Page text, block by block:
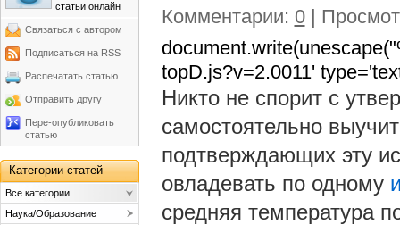
Комментарии: 0|
topD.js?v=2.0011'
Никто не спорит с
самостоятельно
подтверждающих эту
овладевать по одному
средняя температура
статьи онлайн
Связаться с автором
Подписаться на RSS
Распечатать статью
Отправить другу
Пере-опубликовать
статью
Категории статей
Все категории
Наука/Образование